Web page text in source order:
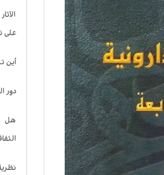
على
أين
دور
هل